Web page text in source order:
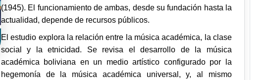
(1945). El funcionamiento de ambas, desde su fundación hasta la
actualidad, depende de recursos públicos.
El estudio explora la relación entre la música académica, la clase
social y la etnicidad. Se revisa el desarrollo de la música
académica boliviana en un medio artístico configurado por la
hegemonía de la música académica universal, y, al mismo